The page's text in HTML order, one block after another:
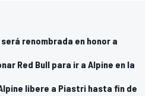
renombrada en honor a
Red Bull para ir a Alpine en la
libere a Piastri hasta fin de